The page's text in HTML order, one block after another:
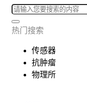
热门搜索
传感器
抗肿瘤
物理所